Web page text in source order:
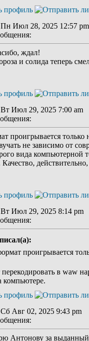
Пн Июл 28, 2025 12:57 pm
ждал!
и солида теперь
Июл 29, 2025 7:00 am
проигрывается
не зависимо от
вида компьютерной
Качество,
Июл 29, 2025 8:14 pm
проигрывается
в waw
компьютере.
Авг 02, 2025 9:43 pm
Антонову за выданный